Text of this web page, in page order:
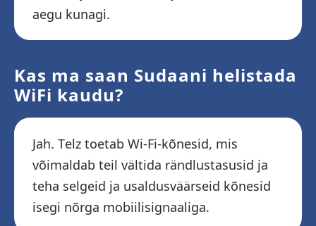
aegu kunagi.
Kas ma saan Sudaani helistada
WiFi kaudu?
Jah. Telz toetab Wi-Fi-kõnesid, mis
võimaldab teil vältida rändlustasusid ja
teha selgeid ja usaldusväärseid kõnesid
isegi nõrga mobiilisignaaliga.